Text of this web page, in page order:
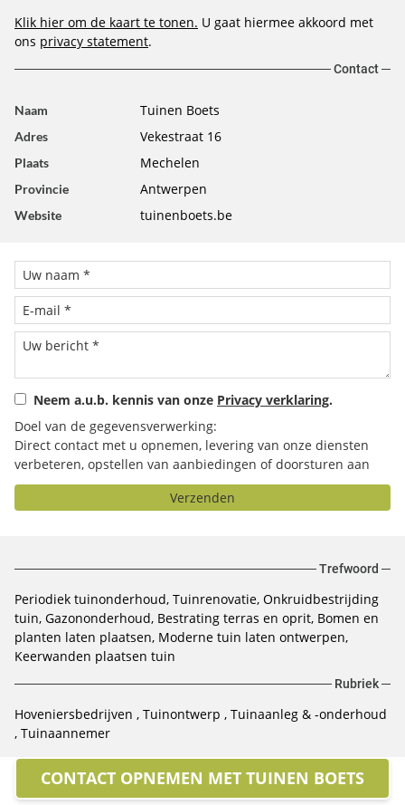
Klik hier om de kaart te tonen. U gaat hiermee akkoord met
ons privacy statement.
Contact
Naam Tuinen Boets
Adres Vekestraat 16
Plaats Mechelen
Provincie Antwerpen
Website tuinenboets.be
Neem a.u.b. kennis van onze Privacy verklaring.
Doel van de gegevensverwerking:
Direct contact met u opnemen, levering van onze diensten
verbeteren, opstellen van aanbiedingen of doorsturen aan
het door u geselecteerde bedrijf.
Verzenden
Trefwoord
Periodiek tuinonderhoud Tuinrenovatie Onkruidbestrijding
tuin Gazononderhoud Bestrating terras en oprit Bomen en
planten laten plaatsen Moderne tuin laten ontwerpen
Keerwanden plaatsen tuin
Rubriek
Hoveniersbedrijven Tuinontwerp
Tuinaanleg & -onderhoud
Tuinaannemer
CONTACT OPNEMEN MET TUINEN BOETS